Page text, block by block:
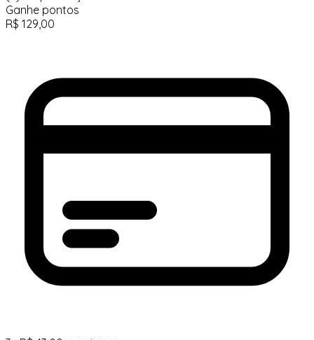
Ganhe pontos
R$ 129,00